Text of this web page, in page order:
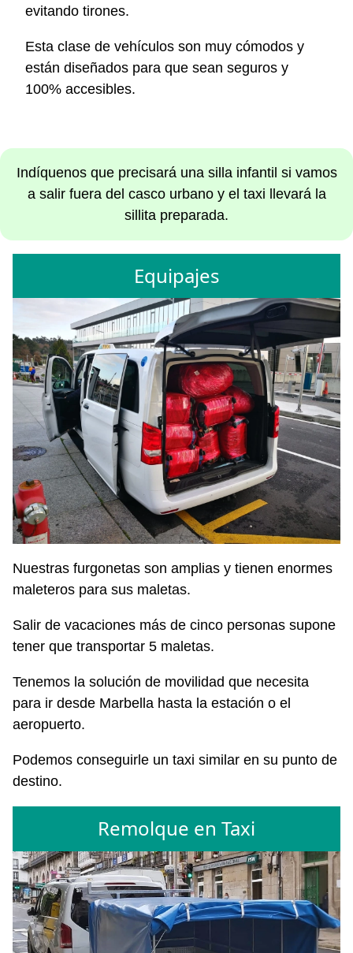
evitando tirones.
Esta clase de vehículos son muy cómodos y
están diseñados para que sean seguros y
100% accesibles.
Indíquenos que precisará una silla infantil si vamos
a salir fuera del casco urbano y el taxi llevará la
sillita preparada.
Equipajes
Nuestras furgonetas son amplias y tienen enormes
maleteros para sus maletas.
Salir de vacaciones más de cinco personas supone
tener que transportar 5 maletas.
Tenemos la solución de movilidad que necesita
para ir desde Marbella hasta la estación o el
aeropuerto.
Podemos conseguirle un taxi similar en su punto de
destino.
Remolque en Taxi